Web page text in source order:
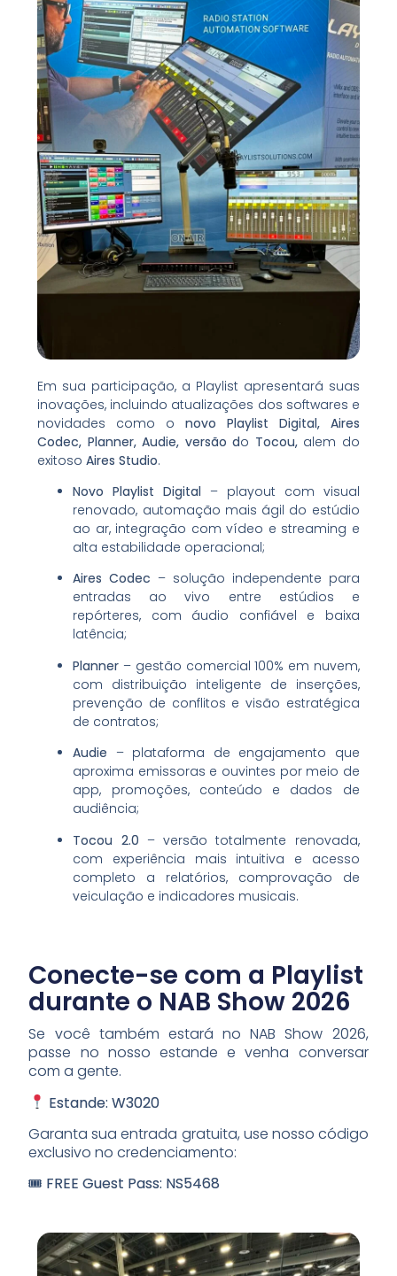
Em sua participação, a Playlist apresentará suas
inovações, incluindo atualizações dos softwares e
novidades como o novo Playlist Digital, Aires
Codec, Planner, Audie, versão do Tocou, alem do
exitosoAires Studio.
Novo Playlist Digital – playout com visual
renovado, automação mais ágil do estúdio
ao ar, integração com vídeo e streaming e
alta estabilidade operacional;
Aires Codec – solução independente para
entradas ao vivo entre estúdios e
repórteres, com áudio confiável e baixa
latência;
Planner – gestão comercial 100% em nuvem,
com distribuição inteligente de inserções,
prevenção de conflitos e visão estratégica
de contratos;
Audie – plataforma de engajamento que
aproxima emissoras e ouvintes por meio de
app, promoções, conteúdo e dados de
audiência;
Tocou 2.0 – versão totalmente renovada,
com experiência mais intuitiva e acesso
completo a relatórios, comprovação de
veiculação e indicadores musicais.
Conecte-se com a Playlist
durante o NAB Show 2026
Se você também estará no NAB Show 2026,
passe no nosso estande e venha conversar
com a gente.
Estande: W3020
Garanta sua entrada gratuita, use nosso código
exclusivo no credenciamento:
🎟 FREE Guest Pass: NS5468